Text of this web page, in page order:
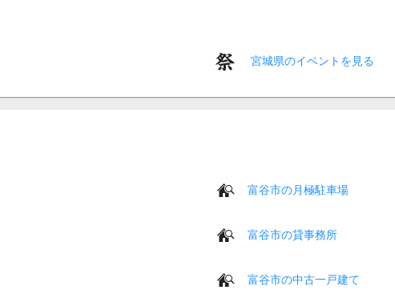
宮城県のイベントを見る
富谷市の月極駐車場
富谷市の貸事務所
富谷市の中古一戸建て